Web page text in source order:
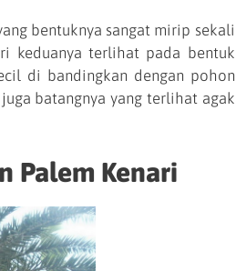
bentuknya sangat mirip sekali
keduanya terlihat pada bentuk
di bandingkan dengan pohon
batangnya yang terlihat agak
Palem Kenari